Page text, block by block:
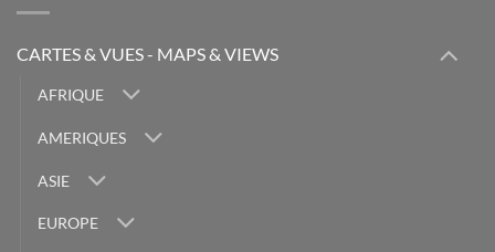
CARTES & VUES - MAPS & VIEWS
AFRIQUE
AMERIQUES
ASIE
EUROPE